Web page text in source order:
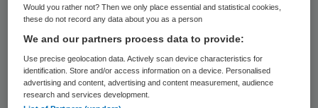
Peter Bennemeer start maandag 24 januari
als derde lid van de raad van bestuur van
ziekenhuis Bernhoven. In deze functie richt
Would you rather not? Then we only place essential and statistical cookies,
these do not record any data about you as a person
We and our partners process data to provide:
Use precise geolocation data. Actively scan device characteristics for
identification. Store and/or access information on a device. Personalised
advertising and content, advertising and content measurement, audience
research and services development.